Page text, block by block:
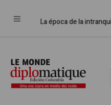
La época de la intranquilidad